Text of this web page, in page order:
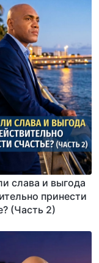
слава и выгода
принести
(Часть 2)